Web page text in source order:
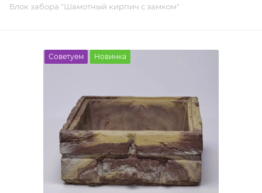
Блок забора "Шамотный кирпич с замком"
Советуем Новинка